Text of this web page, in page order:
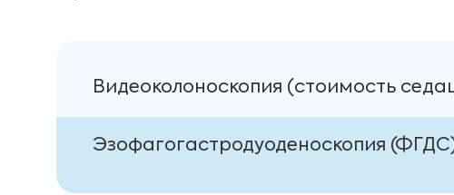
Видеоколоноскопия (стоимость
Эзофагогастродуоденоскопия